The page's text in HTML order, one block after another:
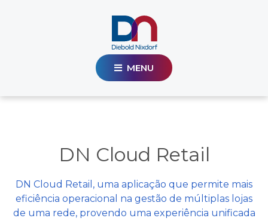
MENU
DN Cloud Retail
DN Cloud Retail, uma aplicação que permite mais
eficiência operacional na gestão de múltiplas lojas
de uma rede, provendo uma experiência unificada